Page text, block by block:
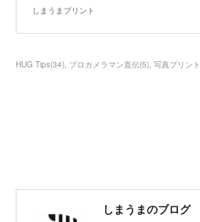
しまうまプリント
HUG Tips(34) プロカメラマン直伝(5) 写真プリント
しまうまのブログ